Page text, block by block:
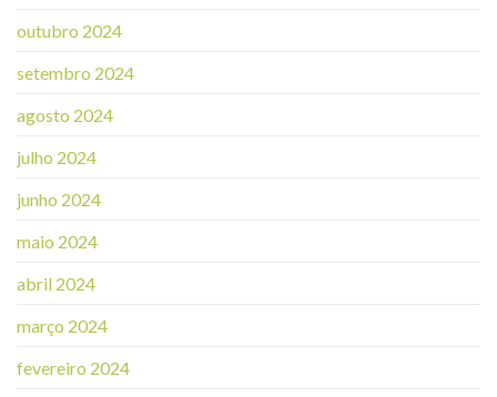
outubro 2024
setembro 2024
agosto 2024
julho 2024
junho 2024
maio 2024
abril 2024
março 2024
fevereiro 2024